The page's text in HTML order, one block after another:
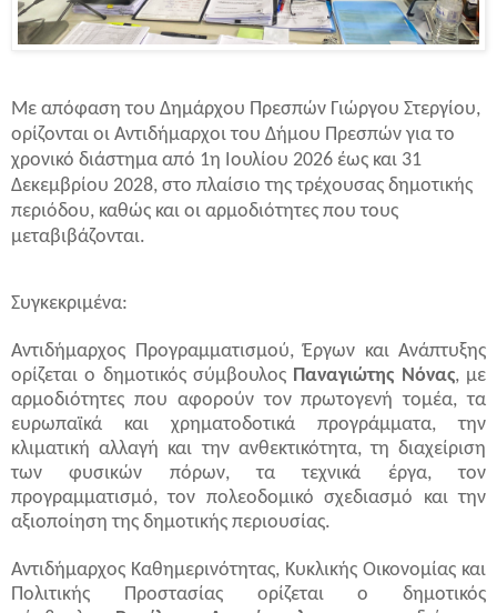
Με απόφαση του Δημάρχου Πρεσπών Γιώργου Στεργίου,
ορίζονται οι Αντιδήμαρχοι του Δήμου Πρεσπών για το
χρονικό διάστημα από 1η Ιουλίου 2026 έως και 31
Δεκεμβρίου 2028, στο πλαίσιο της τρέχουσας δημοτικής
περιόδου, καθώς και οι αρμοδιότητες που τους
μεταβιβάζονται.
Συγκεκριμένα:
Αντιδήμαρχος Προγραμματισμού, Έργων και Ανάπτυξης
ορίζεται ο δημοτικός σύμβουλος Παναγιώτης Νόνας, με
αρμοδιότητες που αφορούν τον πρωτογενή τομέα, τα
ευρωπαϊκά και χρηματοδοτικά προγράμματα, την
κλιματική αλλαγή και την ανθεκτικότητα, τη διαχείριση
των φυσικών πόρων, τα τεχνικά έργα, τον
προγραμματισμό, τον πολεοδομικό σχεδιασμό και την
αξιοποίηση της δημοτικής περιουσίας.
Αντιδήμαρχος Καθημερινότητας, Κυκλικής Οικονομίας και
Πολιτικής Προστασίας ορίζεται ο δημοτικός